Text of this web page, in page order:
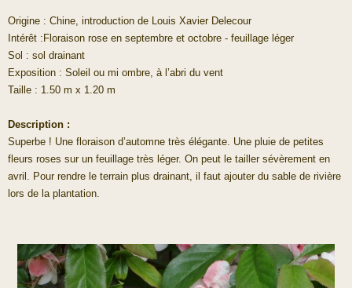
Origine : Chine, introduction de Louis Xavier Delecour
Intérêt :Floraison rose en septembre et octobre - feuillage léger
Sol : sol drainant
Exposition : Soleil ou mi ombre, à l’abri du vent
Taille : 1.50 m x 1.20 m
Description :
Superbe ! Une floraison d’automne très élégante. Une pluie de petites
fleurs roses sur un feuillage très léger. On peut le tailler sévèrement en
avril. Pour rendre le terrain plus drainant, il faut ajouter du sable de rivière
lors de la plantation.